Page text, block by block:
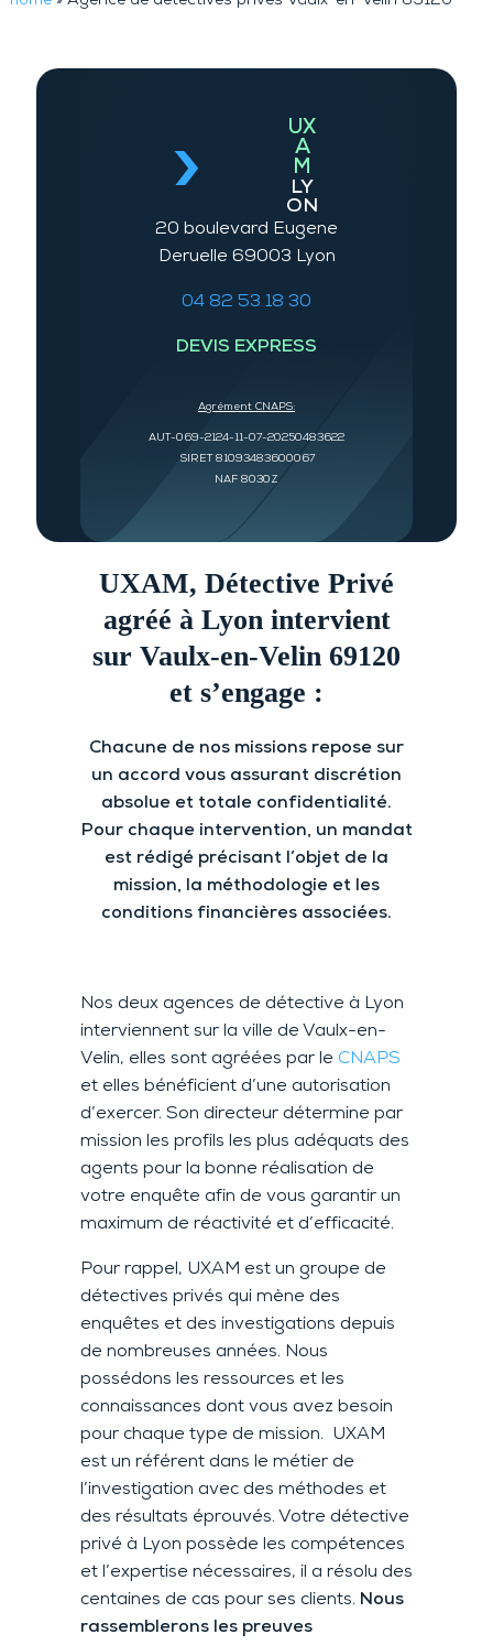
UXAM, Détective Privé
agréé à Lyon intervient
sur Vaulx-en-Velin 69120
et s’engage :
Chacune de nos missions repose sur
un accord vous assurant discrétion
absolue et totale confidentialité.
Pour chaque intervention, un mandat
est rédigé précisant l’objet de la
mission, la méthodologie et les
conditions financières associées.
Nos deux agences de détective à Lyon
interviennent sur la ville de Vaulx-en-
Velin, elles sont agréées par le CNAPS
et elles bénéficient d’une autorisation
d’exercer. Son directeur détermine par
mission les profils les plus adéquats des
agents pour la bonne réalisation de
votre enquête afin de vous garantir un
maximum de réactivité et d’efficacité.
Pour rappel, UXAM est un groupe de
détectives privés qui mène des
enquêtes et des investigations depuis
de nombreuses années. Nous
possédons les ressources et les
connaissances dont vous avez besoin
pour chaque type de mission. UXAM
est un référent dans le métier de
l’investigation avec des méthodes et
des résultats éprouvés. Votre détective
privé à Lyon possède les compétences
et l’expertise nécessaires, il a résolu des
centaines de cas pour ses clients. Nous
rassemblerons les preuves
UX
A
M
LY
ON
20 boulevard Eugene
Deruelle 69003 Lyon
04 82 53 18 30
DEVIS EXPRESS
Agrément CNAPS:
AUT-069-2124-11-07-20250483622
SIRET 81093483600067
NAF 8030Z